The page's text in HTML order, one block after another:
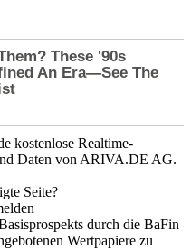
kostenlose Realtime-
Daten von ARIVA.DE AG.
Seite?
durch die BaFin
Wertpapiere zu